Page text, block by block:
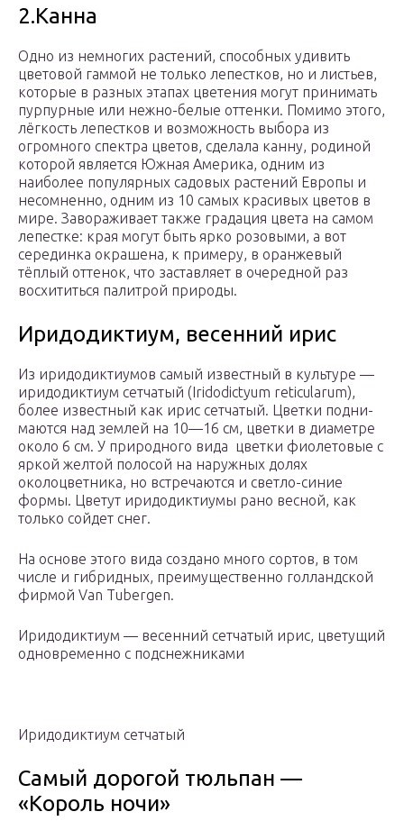
2.Канна
Одно из немногих растений, способных удивить
цветовой гаммой не только лепестков, но и листьев,
которые в разных этапах цветения могут принимать
пурпурные или нежно-белые оттенки. Помимо этого,
лёгкость лепестков и возможность выбора из
огромного спектра цветов, сделала канну, родиной
которой является Южная Америка, одним из
наиболее популярных садовых растений Европы и
несомненно, одним из 10 самых красивых цветов в
мире. Завораживает также градация цвета на самом
лепестке: края могут быть ярко розовыми, а вот
серединка окрашена, к примеру, в оранжевый
тёплый оттенок, что заставляет в очередной раз
восхититься палитрой природы.
Иридодиктиум, весенний ирис
Из иридодиктиумов самый известный в культуре —
иридодиктиум сетчатый (Iridodictyum reticularum),
более известный как ирис сетчатый. Цветки подни­
маются над землей на 10—16 см, цветки в диаметре
около 6 см. У природного вида цветки фиолетовые с
яркой желтой полосой на наружных долях
околоцветника, но встречаются и светло-синие
формы. Цветут иридодиктиумы рано весной, как
только сойдет снег.
На основе этого вида создано много сортов, в том
числе и гибридных, преимущественно голландской
фирмой Van Tubergen.
Иридодиктиум — весенний сетчатый ирис, цветущий
одновременно с подснежниками
Иридодиктиум сетчатый
Самый дорогой тюльпан —
«Король ночи»